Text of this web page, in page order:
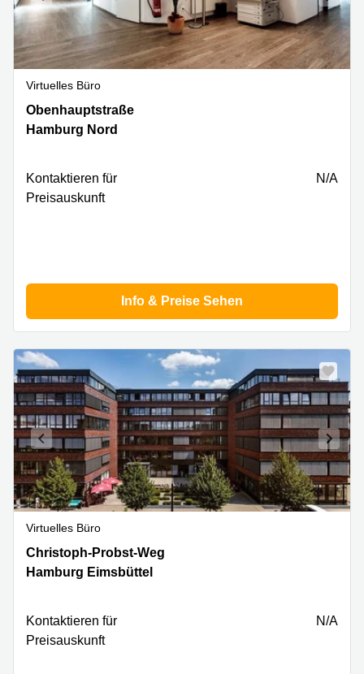
Virtuelles Büro
Obenhauptstraße
7,
Obenhauptstraße
Hamburg Nord
Kontaktieren für
Preisauskunft
N/A
Info & Preise Sehen
Virtuelles Büro
Christoph-
Probst-
Hamburg
Eimsbüttel
Christoph-Probst-Weg
Hamburg Eimsbüttel
Kontaktieren für
Preisauskunft
N/A